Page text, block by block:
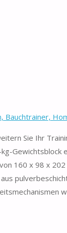
Sie Ihr
160 x 98 x